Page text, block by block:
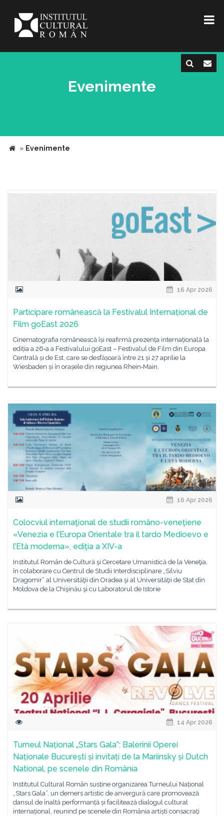
Evenimente
» Evenimente
16 Apr 2026
Participare românească la Festivalul Internațional de
Film goEast 2026
Cinematografia românească își reafirmă prezența internațională la
ediția a 26‑a a Festivalului goEast – Festivalul de Film din Europa
Centrală și de Est, care se desfășoară între 21 și 27 aprilie la
Wiesbaden și în orașele din regiunea Rhein‑Main.
16 Apr 2026
Colocviul internaţional de studii româno-veneţiene
«Venezia e l’Europa Orientale tra il tardo Medioevo e
l’Età moderna», ediţia a XIV-a
Institutul Român de Cultură şi Cercetare Umanistică de la Veneţia,
în colaborare cu Centrul de Studii Interdisciplinare „Silviu
Dragomir” al Universităţii din Oradea şi al Universităţii de Stat din
Moldova de la Chişinău şi cu Laboratorul de Istorie
14 Apr 2026
Turneul Național „Stars Gala”: Balerinii Operei
Naționale București și invitați de la Mariinsky și Dutch
National, pe scenele din România
Institutul Cultural Român susține organizarea Turneului Național
„Stars Gala”, un demers artistic de anvergură care promovează
dansul de înaltă performanță și facilitează dialogul cultural
internațional, reunind pe scenele din România artiști consacrați